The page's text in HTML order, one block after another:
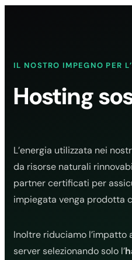
IL NOSTRO IMPEGNO PER
Hosting
L’energia utilizzata nei
da risorse naturali
partner certificati per
impiegata venga prodotta
Inoltre riduciamo l’impatto
server selezionando solo l’